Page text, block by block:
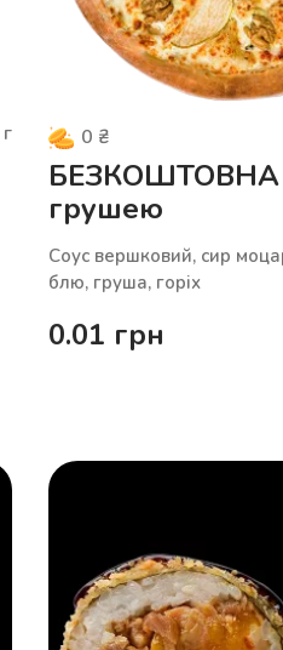
г 0 ₴
БЕЗКОШТОВНА
грушею
Соус вершковий, сир
блю, груша, горіх
0.01 грн